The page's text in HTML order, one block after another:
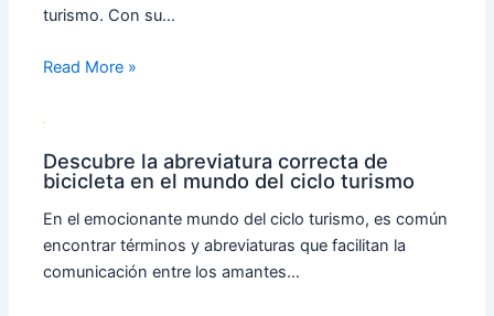
turismo. Con su…
Read More »
Descubre la abreviatura correcta de
bicicleta en el mundo del ciclo turismo
En el emocionante mundo del ciclo turismo, es común
encontrar términos y abreviaturas que facilitan la
comunicación entre los amantes…